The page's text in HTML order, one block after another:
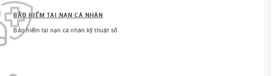
BẢO HIỂM TAI NẠN CÁ NHÂN
Bảo hiểm tai nạn cá nhân kỹ thuật số